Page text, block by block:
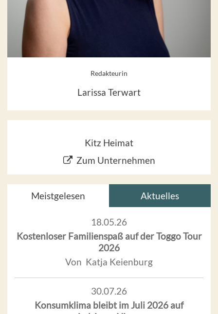
Redakteurin
Larissa Terwart
Kitz Heimat
Zum Unternehmen
Meistgelesen Aktuelles
18.05.26
Kostenloser Familienspaß auf der Toggo Tour
2026
Von Katja Keienburg
30.07.26
Konsumklima bleibt im Juli 2026 auf